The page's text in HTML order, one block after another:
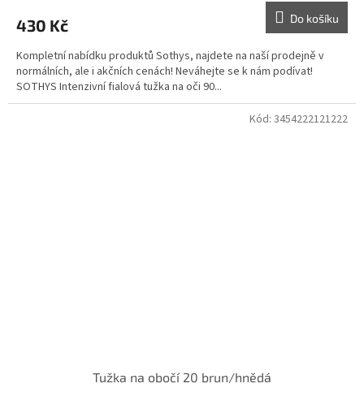
430 Kč Do košíku
Kompletní nabídku produktů Sothys, najdete na naší prodejně v
normálních, ale i akčních cenách! Neváhejte se k nám podívat!
SOTHYS Intenzivní fialová tužka na oči 90...
Tužka na obočí 20 brun/hnědá
Kód: 3454222121222